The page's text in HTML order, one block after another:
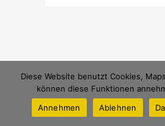
Impressum |
Diese Website benutzt Cookies,
können diese Funktionen
Annehmen
Ablehnen